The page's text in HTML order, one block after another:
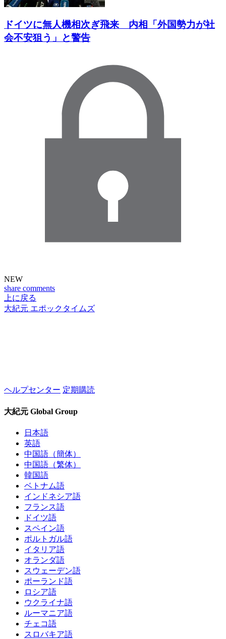
ドイツに無人機相次ぎ飛来 内相「外国勢力が社
会不安狙う」と警告
NEW
share comments
上に戻る
大紀元 エポックタイムズ
ヘルプセンター 定期購読
大紀元 Global Group
日本語
英語
中国語（簡体）
中国語（繁体）
韓国語
ベトナム語
インドネシア語
フランス語
ドイツ語
スペイン語
ポルトガル語
イタリア語
オランダ語
スウェーデン語
ポーランド語
ロシア語
ウクライナ語
ルーマニア語
チェコ語
スロバキア語